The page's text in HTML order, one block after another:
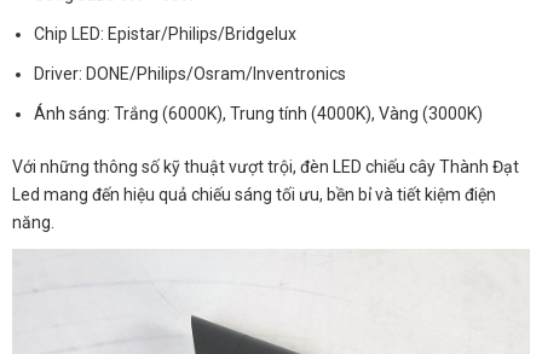
Chip LED: Epistar/Philips/Bridgelux
Driver: DONE/Philips/Osram/Inventronics
Ánh sáng: Trắng (6000K), Trung tính (4000K), Vàng (3000K)
Với những thông số kỹ thuật vượt trội, đèn LED chiếu cây Thành Đạt
Led mang đến hiệu quả chiếu sáng tối ưu, bền bỉ và tiết kiệm điện
năng.